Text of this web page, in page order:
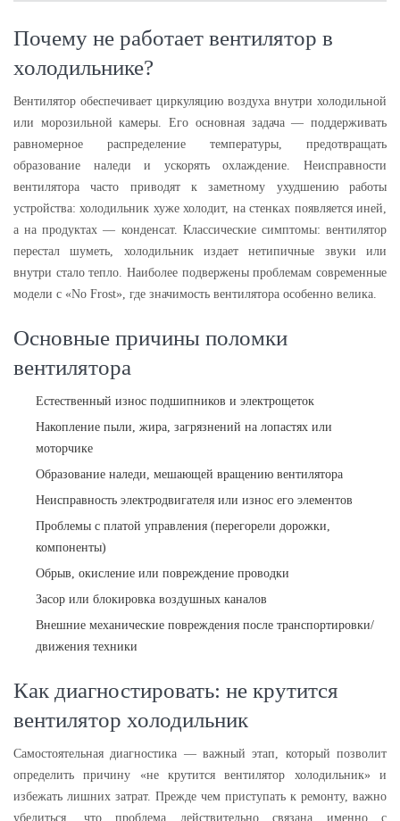
Почему не работает вентилятор в
холодильнике?
Вентилятор обеспечивает циркуляцию воздуха внутри холодильной
или морозильной камеры. Его основная задача — поддерживать
равномерное распределение температуры, предотвращать
образование наледи и ускорять охлаждение. Неисправности
вентилятора часто приводят к заметному ухудшению работы
устройства: холодильник хуже холодит, на стенках появляется иней,
а на продуктах — конденсат. Классические симптомы: вентилятор
перестал шуметь, холодильник издает нетипичные звуки или
внутри стало тепло. Наиболее подвержены проблемам современные
модели с «No Frost», где значимость вентилятора особенно велика.
Основные причины поломки
вентилятора
Естественный износ подшипников и электрощеток
Накопление пыли, жира, загрязнений на лопастях или
моторчике
Образование наледи, мешающей вращению вентилятора
Неисправность электродвигателя или износ его элементов
Проблемы с платой управления (перегорели дорожки,
компоненты)
Обрыв, окисление или повреждение проводки
Засор или блокировка воздушных каналов
Внешние механические повреждения после транспортировки/
движения техники
Как диагностировать: не крутится
вентилятор холодильник
Самостоятельная диагностика — важный этап, который позволит
определить причину «не крутится вентилятор холодильник» и
избежать лишних затрат. Прежде чем приступать к ремонту, важно
убедиться, что проблема действительно связана именно с